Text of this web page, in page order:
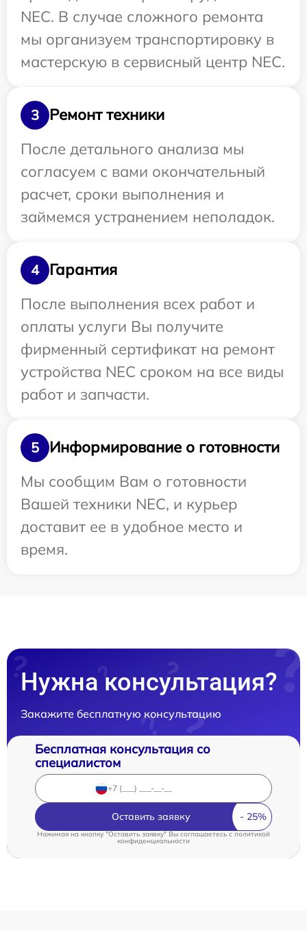
NEC. В случае сложного ремонта
мы организуем транспортировку в
мастерскую в сервисный центр NEC.
3
Ремонт техники
После детального анализа мы
согласуем с вами окончательный
расчет, сроки выполнения и
займемся устранением неполадок.
4
Гарантия
После выполнения всех работ и
оплаты услуги Вы получите
фирменный сертификат на ремонт
устройства NEC сроком на все виды
работ и запчасти.
5
Информирование о готовности
Мы сообщим Вам о готовности
Вашей техники NEC, и курьер
доставит ее в удобное место и
время.
Нужна консультация?
Закажите бесплатную консультацию
Бесплатная консультация со
специалистом
Оставить заявку
Нажимая на кнопку "Оставить заявку" Вы соглашаетесь cполитикой
конфиденциальности